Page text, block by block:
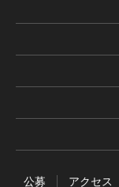
公募 アクセス